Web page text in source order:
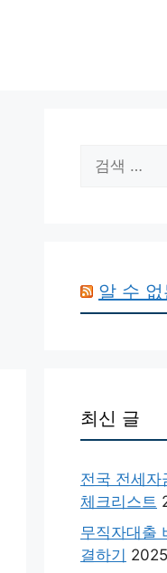
색:
알 수
최신 글
전국 전세자
체크리스트
무직자대출
결하기